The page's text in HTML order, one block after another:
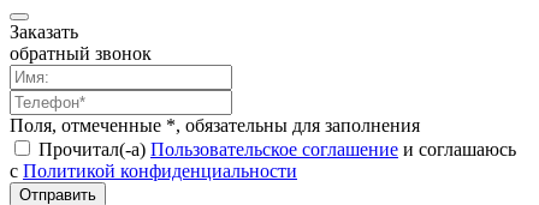
Заказать
обратный звонок
Поля, отмеченные *, обязательны для заполнения
Прочитал(-а) Пользовательское соглашение и соглашаюсь
с Политикой конфиденциальности
Отправить